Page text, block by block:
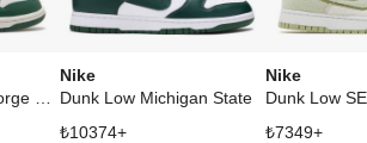
Nike
Dunk Low Michigan State
₺10374+
Nike
₺7349+